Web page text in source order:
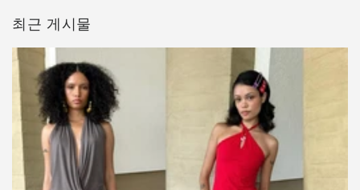
최근 게시물